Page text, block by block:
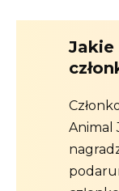
Jakie
Animal